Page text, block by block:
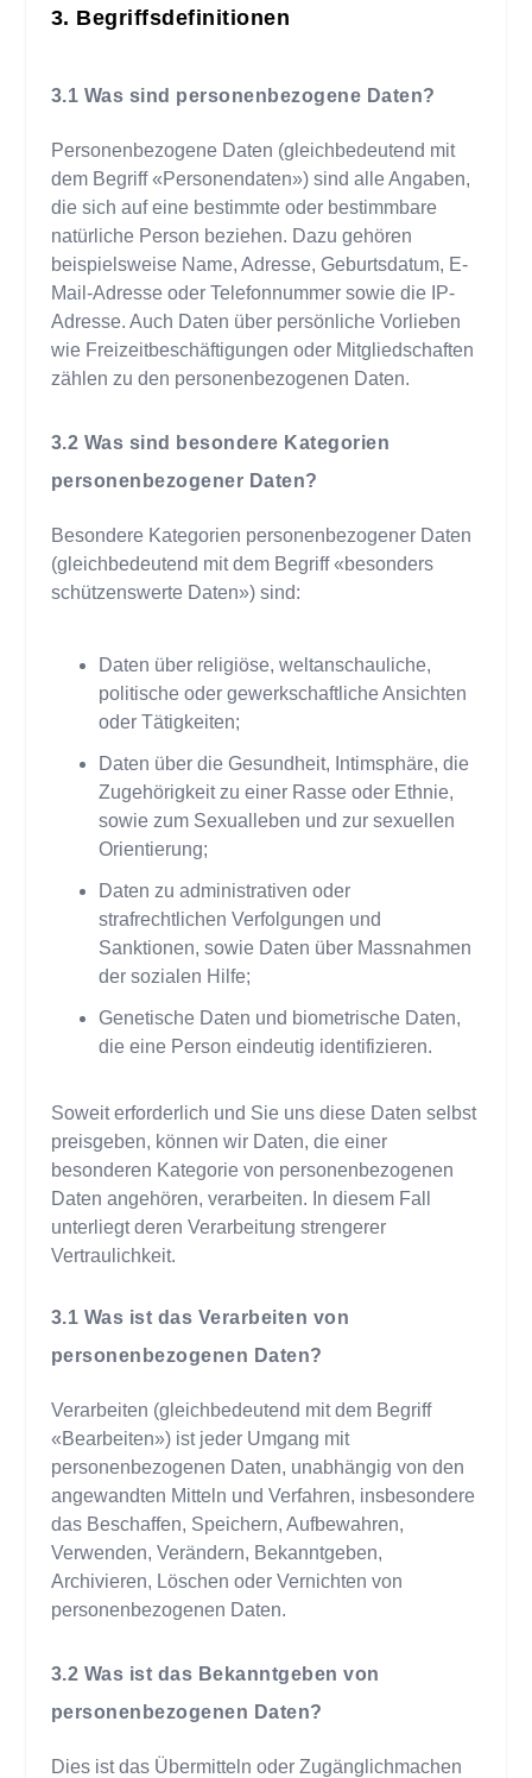
Begriffsdefinitionen
Was sind personenbezogene Daten?
Personenbezogene Daten (gleichbedeutend mit
dem Begriff «Personendaten») sind alle Angaben,
die sich auf eine bestimmte oder bestimmbare
natürliche Person beziehen. Dazu gehören
beispielsweise Name, Adresse, Geburtsdatum, E-
Mail-Adresse oder Telefonnummer sowie die IP-
Adresse. Auch Daten über persönliche Vorlieben
wie Freizeitbeschäftigungen oder Mitgliedschaften
zählen zu den personenbezogenen Daten.
Was sind besondere Kategorien
personenbezogener Daten?
Besondere Kategorien personenbezogener Daten
(gleichbedeutend mit dem Begriff «besonders
schützenswerte Daten») sind:
Daten über religiöse, weltanschauliche,
politische oder gewerkschaftliche Ansichten
oder Tätigkeiten;
Daten über die Gesundheit, Intimsphäre, die
Zugehörigkeit zu einer Rasse oder Ethnie,
sowie zum Sexualleben und zur sexuellen
Orientierung;
Daten zu administrativen oder
strafrechtlichen Verfolgungen und
Sanktionen, sowie Daten über Massnahmen
der sozialen Hilfe;
Genetische Daten und biometrische Daten,
die eine Person eindeutig identifizieren.
Soweit erforderlich und Sie uns diese Daten selbst
preisgeben, können wir Daten, die einer
besonderen Kategorie von personenbezogenen
Daten angehören, verarbeiten. In diesem Fall
unterliegt deren Verarbeitung strengerer
Vertraulichkeit.
Was ist das Verarbeiten von
personenbezogenen Daten?
Verarbeiten (gleichbedeutend mit dem Begriff
«Bearbeiten») ist jeder Umgang mit
personenbezogenen Daten, unabhängig von den
angewandten Mitteln und Verfahren, insbesondere
das Beschaffen, Speichern, Aufbewahren,
Verwenden, Verändern, Bekanntgeben,
Archivieren, Löschen oder Vernichten von
personenbezogenen Daten.
Was ist das Bekanntgeben von
personenbezogenen Daten?
Dies ist das Übermitteln oder Zugänglichmachen